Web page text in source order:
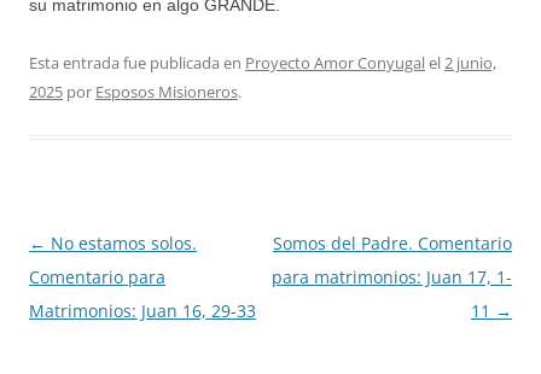
su matrimonio en algo GRANDE.
Esta entrada fue publicada en Proyecto Amor Conyugalel2 junio,
2025 por Esposos Misioneros.
Navegación
de
entradas
← No estamos solos.
Comentario para
Matrimonios: Juan 16, 29-33
Somos del Padre. Comentario
para matrimonios: Juan 17, 1-
11 →